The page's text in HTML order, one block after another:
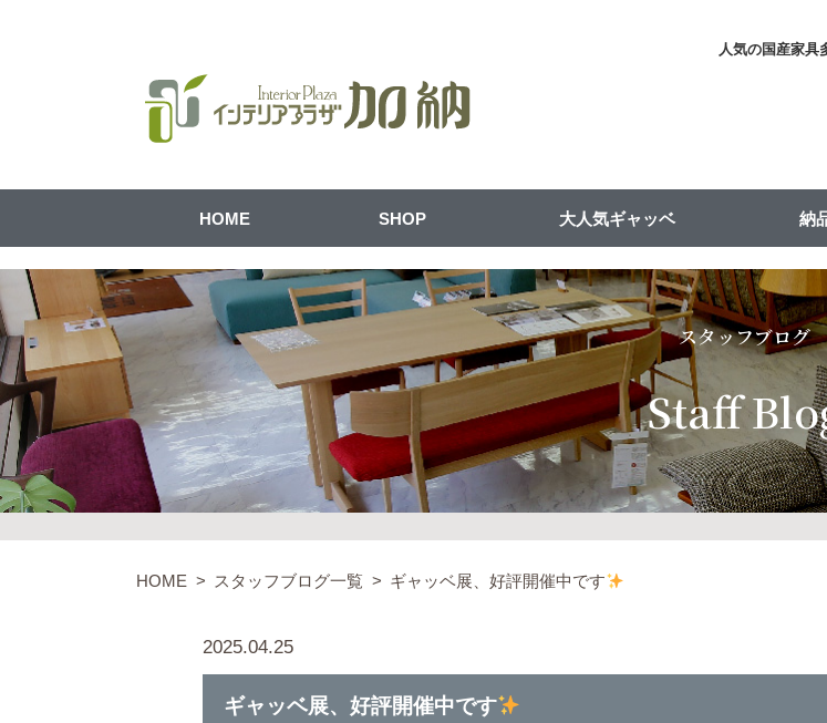
人気の国産家具
HOME SHOP 大人気ギャッベ 納
スタッフブログ
Staff
HOME スタッフブログ一覧 ギャッベ展、好評開催中です
2025.04.25
ギャッベ展、好評開催中です